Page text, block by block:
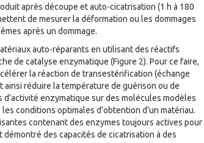
après découpe et auto-cicatrisation (1 h à 180
de mesurer la déformation ou les dommages
après un dommage.
auto-réparants en utilisant des réactifs
de catalyse enzymatique (Figure 2). Pour ce faire,
la réaction de transestérification (échange
réduire la température de guérison ou de
enzymatique sur des molécules modèles
conditions optimales d’obtention d’un matériau.
contenant des enzymes toujours actives pour
des capacités de cicatrisation à des